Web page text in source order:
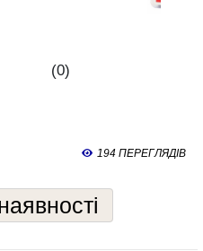
(0)
194 ПЕРЕГЛЯДІВ